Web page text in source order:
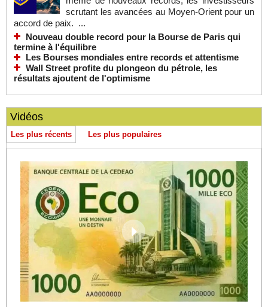
scrutant les avancées au Moyen-Orient pour un
accord de paix. ...
Nouveau double record pour la Bourse de Paris qui
termine à l'équilibre
Les Bourses mondiales entre records et attentisme
Wall Street profite du plongeon du pétrole, les
résultats ajoutent de l'optimisme
Vidéos
Les plus récents Les plus populaires